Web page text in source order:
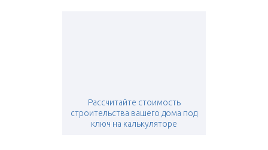
Рассчитайте стоимость
строительства вашего дома под
ключ на калькуляторе